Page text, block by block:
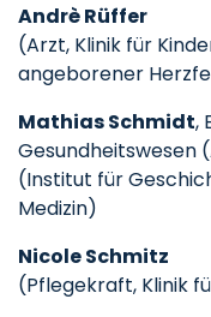
Andrè Rüffer
(Arzt, Klinik für
angeborener
Mathias Schmidt,
Gesundheitswesen
(Institut für
Medizin)
Nicole Schmitz
(Pflegekraft, Klinik